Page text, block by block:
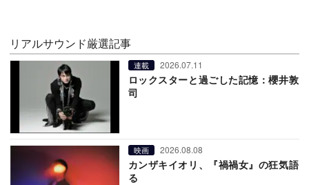
リアルサウンド厳選記事
連載 2026.07.11
ロックスターと過ごした記憶：櫻井敦
司
映画 2026.08.08
カンザキイオリ、『禍禍女』の狂気語
る